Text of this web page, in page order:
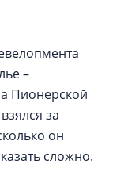
–
Пионерской
за
он
сложно.